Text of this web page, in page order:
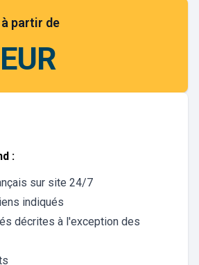
partir de
:
sur site 24/7
indiqués
décrites à l'exception des